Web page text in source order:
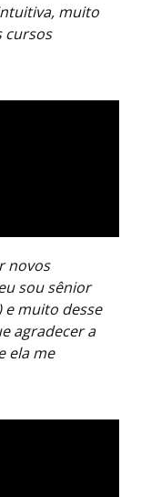
muito
cursos
novos
sou sênior
e muito desse
agradecer a
ela me